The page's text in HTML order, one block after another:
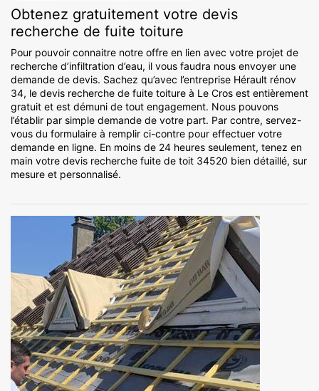
Obtenez gratuitement votre devis
recherche de fuite toiture
Pour pouvoir connaitre notre offre en lien avec votre projet de
recherche d’infiltration d’eau, il vous faudra nous envoyer une
demande de devis. Sachez qu’avec l’entreprise Hérault rénov
34, le devis recherche de fuite toiture à Le Cros est entièrement
gratuit et est démuni de tout engagement. Nous pouvons
l’établir par simple demande de votre part. Par contre, servez-
vous du formulaire à remplir ci-contre pour effectuer votre
demande en ligne. En moins de 24 heures seulement, tenez en
main votre devis recherche fuite de toit 34520 bien détaillé, sur
mesure et personnalisé.